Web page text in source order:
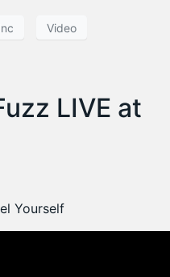
Video
LIVE at
Yourself